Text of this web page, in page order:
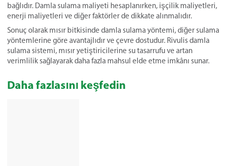
bağlıdır. Damla sulama maliyeti hesaplanırken, işçilik maliyetleri,
enerji maliyetleri ve diğer faktörler de dikkate alınmalıdır.
Sonuç olarak mısır bitkisinde damla sulama yöntemi, diğer sulama
yöntemlerine göre avantajlıdır ve çevre dostudur. Rivulis damla
sulama sistemi, mısır yetiştiricilerine su tasarrufu ve artan
verimlilik sağlayarak daha fazla mahsul elde etme imkânı sunar.
Daha fazlasını keşfedin